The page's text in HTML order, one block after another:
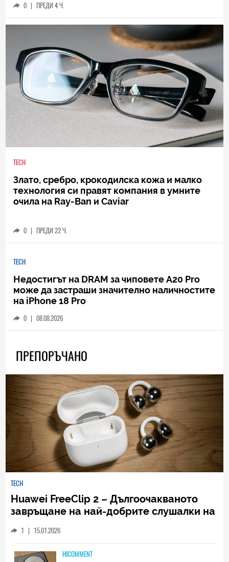
0 | ПРЕДИ 4 Ч.
TECH
Злато, сребро, крокодилска кожа и малко
технология си правят компания в умните
очила на Ray-Ban и Caviar
0 | ПРЕДИ 22 Ч.
TECH
Недостигът на DRAM за чиповете A20 Pro
може да застраши значително наличностите
на iPhone 18 Pro
0 | 08.08.2026
ПРЕПОРЪЧАНО
TECH
Huawei FreeClip 2 – Дългоочакваното
завръщане на най-добрите слушалки на
1 15.01.2026
HICOMMENT